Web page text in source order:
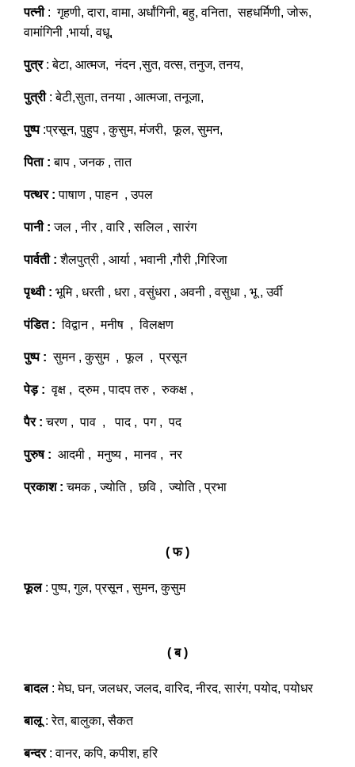
पत्नी: गृहणी, दारा, वामा, अर्धांगिनी, बहु, वनिता, सहधर्मिणी, जोरू,
वामांगिनी ,भार्या, वधू,
पुत्र: बेटा, आत्मज, नंदन ,सुत, वत्स, तनुज, तनय,
पुत्री: बेटी,सुता, तनया , आत्मजा, तनूजा,
पुष्प:प्रसून, पुहुप , कुसुम, मंजरी, फूल, सुमन,
पिता : बाप , जनक , तात
पत्थर : पाषाण , पाहन , उपल
पानी : जल , नीर , वारि , सलिल , सारंग
पार्वती : शैलपुत्री , आर्या , भवानी ,गौरी ,गिरिजा
पृथ्वी : भूमि , धरती , धरा , वसुंधरा , अवनी , वसुधा , भू , उर्वी
पंडित : विद्वान , मनीष , विलक्षण
पुष्प : सुमन , कुसुम , फूल , प्रसून
पेड़ : वृक्ष , द्रुम , पादप तरु , रुकक्ष ,
पैर : चरण , पाव , पाद , पग , पद
पुरुष : आदमी , मनुष्य , मानव , नर
प्रकाश : चमक , ज्योति , छवि , ज्योति , प्रभा
( फ )
फूल: पुष्प, गुल, प्रसून , सुमन, कुसुम
( ब )
बादल: मेघ, घन, जलधर, जलद, वारिद, नीरद, सारंग, पयोद, पयोधर
बालू: रेत, बालुका, सैकत
बन्दर: वानर, कपि, कपीश, हरि